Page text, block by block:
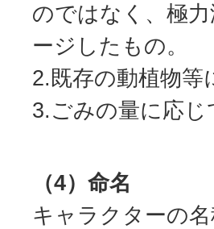
のではなく、極
ージしたもの。
2.既存の動植物
3.ごみの量に応
（4）命名
キャラクターの